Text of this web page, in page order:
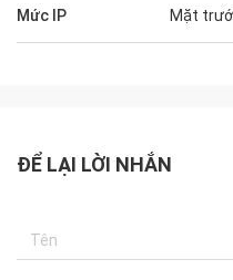
Mức IP Mặt
ĐỂ LẠI LỜI NHẮN